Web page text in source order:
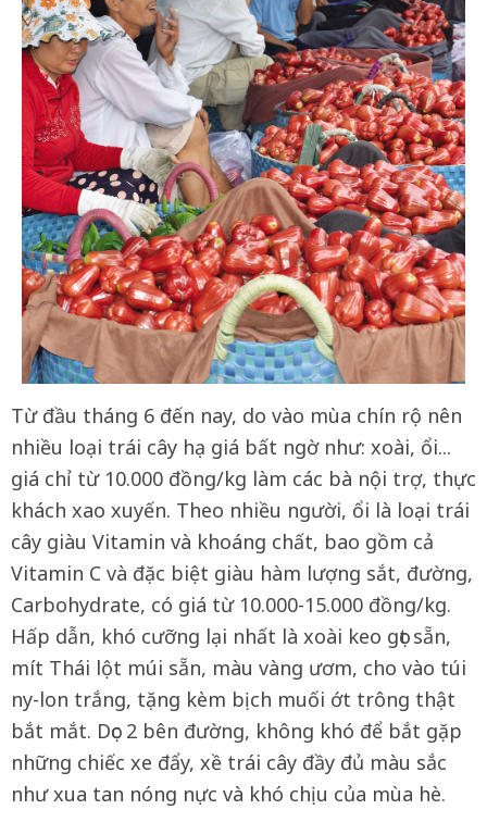
Từ đầu tháng 6 đến nay, do vào mùa chín rộ nên
nhiều loại trái cây hạ giá bất ngờ như: xoài, ổi...
giá chỉ từ 10.000 đồng/kg làm các bà nội trợ, thực
khách xao xuyến. Theo nhiều người, ổi là loại trái
cây giàu Vitamin và khoáng chất, bao gồm cả
Vitamin C và đặc biệt giàu hàm lượng sắt, đường,
Carbohydrate, có giá từ 10.000-15.000 đồng/kg.
Hấp dẫn, khó cưỡng lại nhất là xoài keo gọt sẵn,
mít Thái lột múi sẵn, màu vàng ươm, cho vào túi
ny-lon trắng, tặng kèm bịch muối ớt trông thật
bắt mắt. Dọc 2 bên đường, không khó để bắt gặp
những chiếc xe đẩy, xề trái cây đầy đủ màu sắc
như xua tan nóng nực và khó chịu của mùa hè.